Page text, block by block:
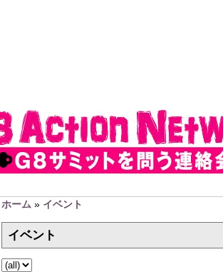
ホーム » イベント
イベント